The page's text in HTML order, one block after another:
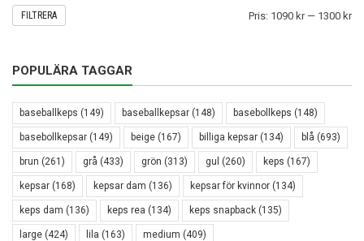
FILTRERA Pris: 1090 kr— 1300 kr
POPULÄRA TAGGAR
baseballkeps (149) baseballkepsar (148) basebollkeps (148)
basebollkepsar (149) beige (167) billiga kepsar (134) blå (693)
brun (261) grå (433) grön (313) gul (260) keps (167)
kepsar (168) kepsar dam (136) kepsar för kvinnor (134)
keps dam (136) keps rea (134) keps snapback (135)
large (424) lila (163) medium (409)